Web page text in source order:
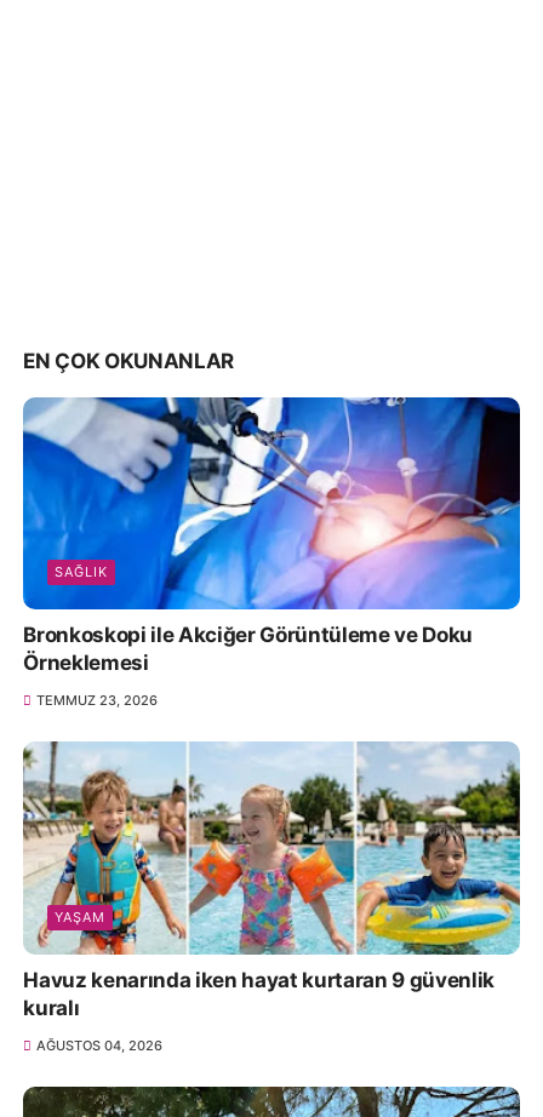
EN ÇOK OKUNANLAR
SAĞLIK
Bronkoskopi ile Akciğer Görüntüleme ve Doku
Örneklemesi
TEMMUZ 23, 2026
YAŞAM
Havuz kenarında iken hayat kurtaran 9 güvenlik
kuralı
AĞUSTOS 04, 2026